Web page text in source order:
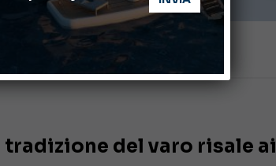
tradizione del varo risale ai